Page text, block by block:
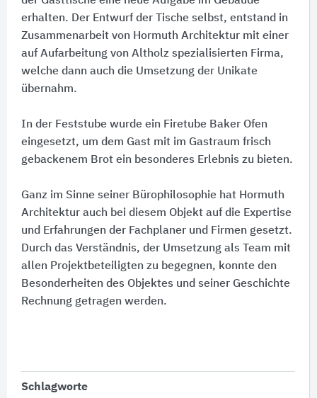
erhalten. Der Entwurf der Tische selbst, entstand in
Zusammenarbeit von Hormuth Architektur mit einer
auf Aufarbeitung von Altholz spezialisierten Firma,
welche dann auch die Umsetzung der Unikate
übernahm.
In der Feststube wurde ein Firetube Baker Ofen
eingesetzt, um dem Gast mit im Gastraum frisch
gebackenem Brot ein besonderes Erlebnis zu bieten.
Ganz im Sinne seiner Bürophilosophie hat Hormuth
Architektur auch bei diesem Objekt auf die Expertise
und Erfahrungen der Fachplaner und Firmen gesetzt.
Durch das Verständnis, der Umsetzung als Team mit
allen Projektbeteiligten zu begegnen, konnte den
Besonderheiten des Objektes und seiner Geschichte
Rechnung getragen werden.
Schlagworte